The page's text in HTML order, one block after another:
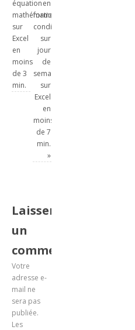
équation
mathématique
sur
Excel
en
moins
de 3
min.
en
forme
conditionnelle
sur
jour
de
semaine
sur
Excel
en
moins
de 7
min.
»
Laisser
un
commentaire
Votre
adresse e-
mail ne
sera pas
publiée.
Les